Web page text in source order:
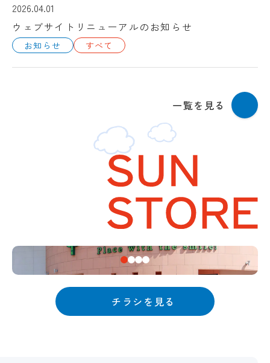
2026.04.01
ウェブサイトリニューアルのお知らせ
お知らせ すべて
一覧を見る
チラシを見る